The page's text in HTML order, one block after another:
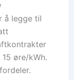
å legge til
øre/kWh.